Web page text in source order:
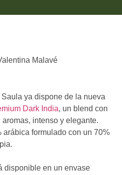
Malavé
ya dispone de la nueva
Dark India, un blend con
intenso y elegante.
arábica formulado con un 70%
disponible en un envase